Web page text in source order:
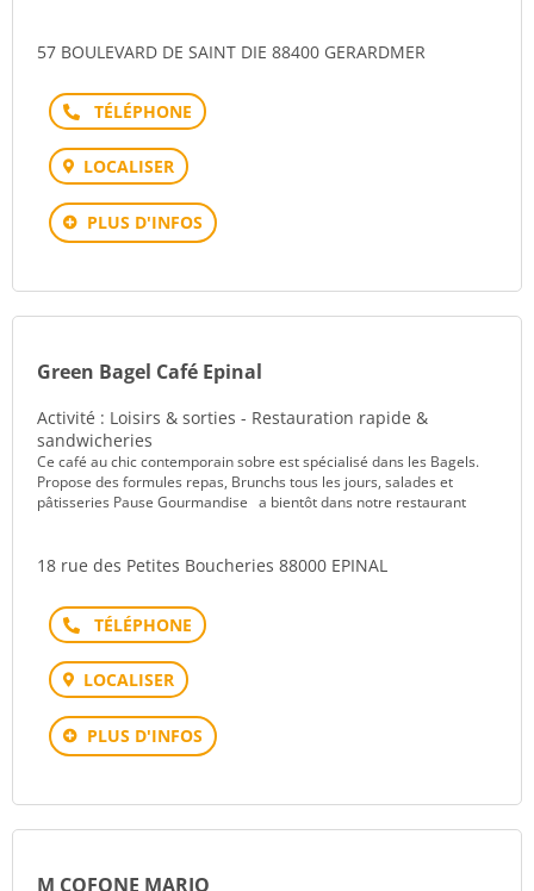
57 BOULEVARD DE SAINT DIE 88400 GERARDMER
Téléphone
LOCALISER
PLUS D'INFOS
Green Bagel Café Epinal
Activité : Loisirs & sorties - Restauration rapide &
sandwicheries
Ce café au chic contemporain sobre est spécialisé dans les Bagels.
Propose des formules repas, Brunchs tous les jours, salades et
pâtisseries Pause Gourmandise a bientôt dans notre restaurant
18 rue des Petites Boucheries 88000 EPINAL
Téléphone
LOCALISER
PLUS D'INFOS
M COFONE MARIO